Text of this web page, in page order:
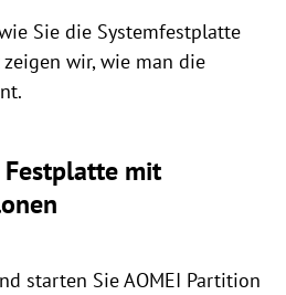
Sie die Systemfestplatte
wir, wie man die
Festplatte mit
starten Sie AOMEI Partition